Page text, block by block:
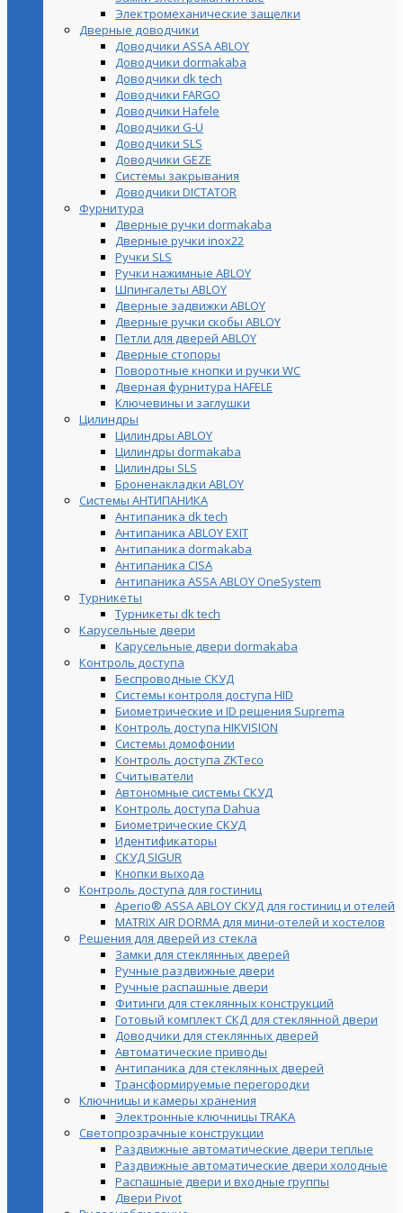
Электромеханические защелки
Дверные доводчики
Доводчики ASSA ABLOY
Доводчики dormakaba
Доводчики dk tech
Доводчики FARGO
Доводчики Hafele
Доводчики G-U
Доводчики SLS
Доводчики GEZE
Cистемы закрывания
Доводчики DICTATOR
Фурнитура
Дверные ручки dormakaba
Дверные ручки inox22
Ручки SLS
Ручки нажимные ABLOY
Шпингалеты ABLOY
Дверные задвижки ABLOY
Дверные ручки скобы ABLOY
Петли для дверей ABLOY
Дверные стопоры
Поворотные кнопки и ручки WC
Дверная фурнитура HAFELE
Ключевины и заглушки
Цилиндры
Цилиндры ABLOY
Цилиндры dormakaba
Цилиндры SLS
Броненакладки ABLOY
Системы АНТИПАНИКА
Антипаника dk tech
Антипаника ABLOY EXIT
Антипаника dormakaba
Антипаника СISA
Антипаника ASSA ABLOY OneSystem
Турникеты
Турникеты dk tech
Карусельные двери
Карусельные двери dormakaba
Контроль доступа
Беспроводные СКУД
Системы контроля доступа HID
Биометрические и ID решения Suprema
Контроль доступа HIKVISION
Системы домофонии
Контроль доступа ZKTeco
Считыватели
Автономные системы СКУД
Контроль доступа Dahua
Биометрические СКУД
Идентификаторы
СКУД SIGUR
Кнопки выхода
Контроль доступа для гостиниц
Aperio® ASSA ABLOY СКУД для гостиниц и отелей
MATRIX AIR DORMA для мини-отелей и хостелов
Решения для дверей из стекла
Замки для стеклянных дверей
Ручные раздвижные двери
Ручные распашные двери
Фитинги для стеклянных конструкций
Готовый комплект СКД для стеклянной двери
Доводчики для стеклянных дверей
Автоматические приводы
Антипаника для стеклянных дверей
Трансформируемые перегородки
Ключницы и камеры хранения
Электронные ключницы TRAKA
Светопрозрачные конструкции
Раздвижные автоматические двери теплые
Раздвижные автоматические двери холодные
Распашные двери и входные группы
Двери Pivot